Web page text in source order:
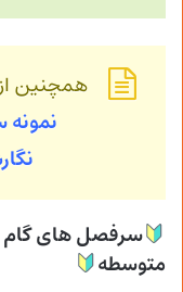
همچنین
متوسطه